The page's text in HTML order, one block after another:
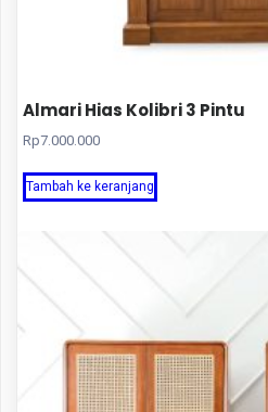
Almari Hias Kolibri 3 Pintu
Rp7.000.000
Tambah ke keranjang